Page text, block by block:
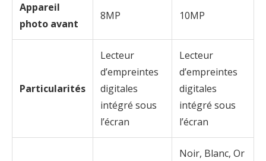
Appareil
photo avant
8MP 10MP
Particularités
Lecteur
d’empreintes
digitales
intégré sous
l’écran
Lecteur
d’empreintes
digitales
intégré sous
l’écran
Noir, Blanc, Or